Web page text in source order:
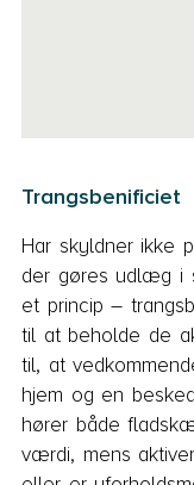
Trangsbenificiet
Har skyldner ikke
der gøres udlæg i
et princip –
til at beholde de
til, at
hjem og en
hører både
værdi, mens